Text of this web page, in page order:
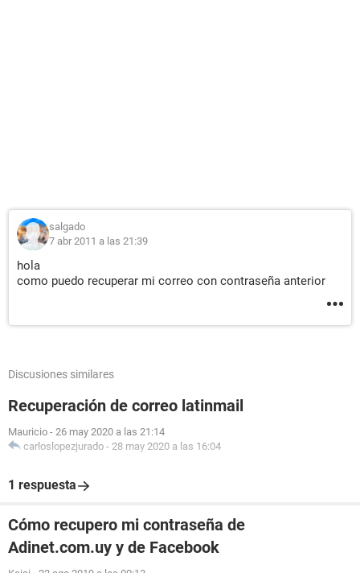
salgado
7 abr 2011 a las 21:39
hola
como puedo recuperar mi correo con contraseña anterior
Discusiones similares
Recuperación de correo latinmail
Mauricio - 26 may 2020 a las 21:14
carloslopezjurado - 28 may 2020 a las 16:04
1 respuesta
Cómo recupero mi contraseña de
Adinet.com.uy y de Facebook